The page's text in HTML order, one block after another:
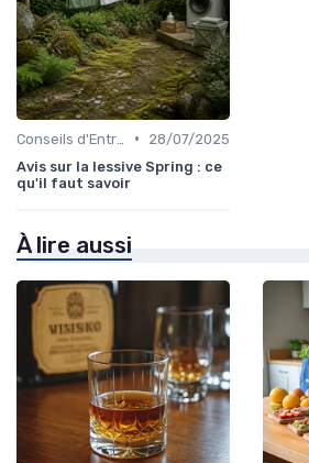
•
28/07/2025
Avis sur la lessive Spring : ce
qu'il faut savoir
À lire aussi